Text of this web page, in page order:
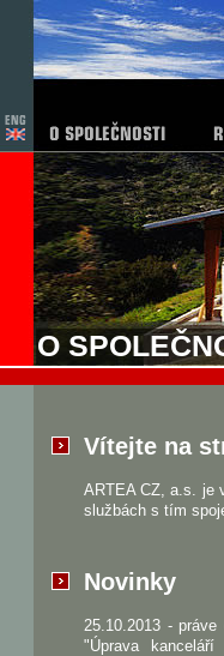
O
Vítejte na
ARTEA CZ, a.s. je
službách s tím
Novinky
25.10.2013 -
"Úprava